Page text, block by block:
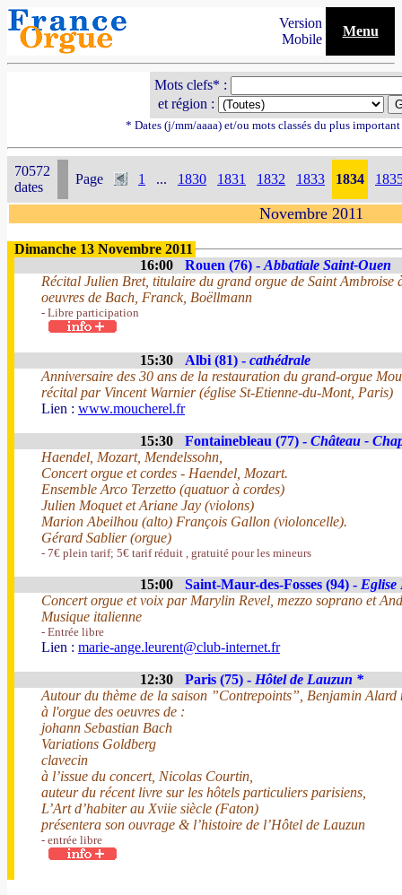
Version
Mobile
Menu
Mots clefs* :
et région :
* Dates (j/mm/aaaa) et/ou mots classés du plus
70572
dates
Page 1 ... 1830 1831 1832 1833 1834
Novembre 2011
Dimanche 13 Novembre 2011
16:00
Rouen (76) - Abbatiale Saint-Ouen
Récital Julien Bret, titulaire du grand orgue de Saint Ambroise
oeuvres de Bach, Franck, Boëllmann
- Libre participation
15:30 Albi (81) - cathédrale
Anniversaire des 30 ans de la restauration du grand-orgue
récital par Vincent Warnier (église St-Etienne-du-Mont, Paris)
Lien : www.moucherel.fr
15:30 Fontainebleau (77) - Château -
Haendel, Mozart, Mendelssohn,
Concert orgue et cordes - Haendel, Mozart.
Ensemble Arco Terzetto (quatuor à cordes)
Julien Moquet et Ariane Jay (violons)
Marion Abeilhou (alto) François Gallon (violoncelle).
Gérard Sablier (orgue)
- 7€ plein tarif; 5€ tarif réduit , gratuité pour les mineurs
15:00 Saint-Maur-des-Fosses (94) - Eglise
Concert orgue et voix par Marylin Revel, mezzo soprano et
Musique italienne
- Entrée libre
Lien : marie-ange.leurent@club-internet.fr
12:30 Paris (75) - Hôtel de Lauzun *
Autour du thème de la saison ”Contrepoints”, Benjamin
à l'orgue des oeuvres de :
johann Sebastian Bach
Variations Goldberg
clavecin
à l’issue du concert, Nicolas Courtin,
auteur du récent livre sur les hôtels particuliers parisiens,
L’Art d’habiter au Xviie siècle (Faton)
présentera son ouvrage & l’histoire de l’Hôtel de Lauzun
- entrée libre